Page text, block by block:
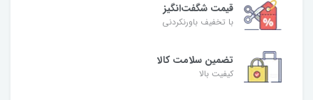
قیمت شگفت‌انگیز
با تخفیف باورنکردنی
تضمین سلامت کالا
کیفیت بالا